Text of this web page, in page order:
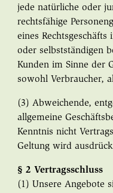
jede natürliche oder
rechtsfähige
eines
oder selbstständigen
Kunden im Sinne der
sowohl Verbraucher,
(3) Abweichende,
allgemeine
Kenntnis nicht
Geltung wird
§ 2 Vertragsschluss
(1) Unsere Angebote